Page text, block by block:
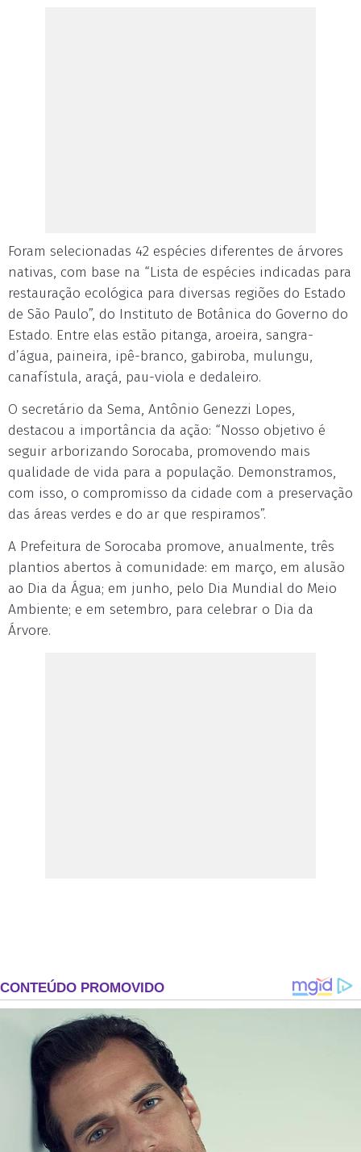
Foram selecionadas 42 espécies diferentes de árvores
nativas, com base na “Lista de espécies indicadas para
restauração ecológica para diversas regiões do Estado
de São Paulo”, do Instituto de Botânica do Governo do
Estado. Entre elas estão pitanga, aroeira, sangra-
d’água, paineira, ipê-branco, gabiroba, mulungu,
canafístula, araçá, pau-viola e dedaleiro.
O secretário da Sema, Antônio Genezzi Lopes,
destacou a importância da ação: “Nosso objetivo é
seguir arborizando Sorocaba, promovendo mais
qualidade de vida para a população. Demonstramos,
com isso, o compromisso da cidade com a preservação
das áreas verdes e do ar que respiramos”.
A Prefeitura de Sorocaba promove, anualmente, três
plantios abertos à comunidade: em março, em alusão
ao Dia da Água; em junho, pelo Dia Mundial do Meio
Ambiente; e em setembro, para celebrar o Dia da
Árvore.